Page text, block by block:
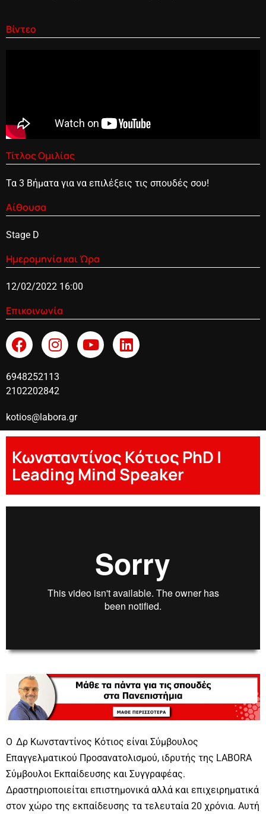
Κωνσταντίνος Κότιος PhD |
Leading Mind Speaker
Ο Δρ Κωνσταντίνος Κότιος είναι Σύμβουλος
Επαγγελματικού Προσανατολισμού, ιδρυτής της LABORA
Σύμβουλοι Εκπαίδευσης και Συγγραφέας.
Δραστηριοποιείται επιστημονικά αλλά και επιχειρηματικά
στον χώρο της εκπαίδευσης τα τελευταία 20 χρόνια. Αυτή
Βίντεο
Τίτλος Ομιλίας
Τα 3 Βήματα για να επιλέξεις τις σπουδές σου!
Αίθουσα
Stage D
Ημερομηνία και Ώρα
12/02/2022 16:00
Επικοινωνία
6948252113
2102202842
kotios@labora.gr